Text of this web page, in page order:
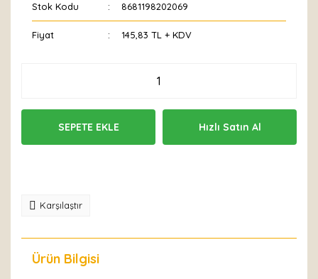
Stok Kodu 8681198202069
Fiyat 145,83 TL + KDV
SEPETE EKLE Hızlı Satın Al
Karşılaştır
Ürün Bilgisi